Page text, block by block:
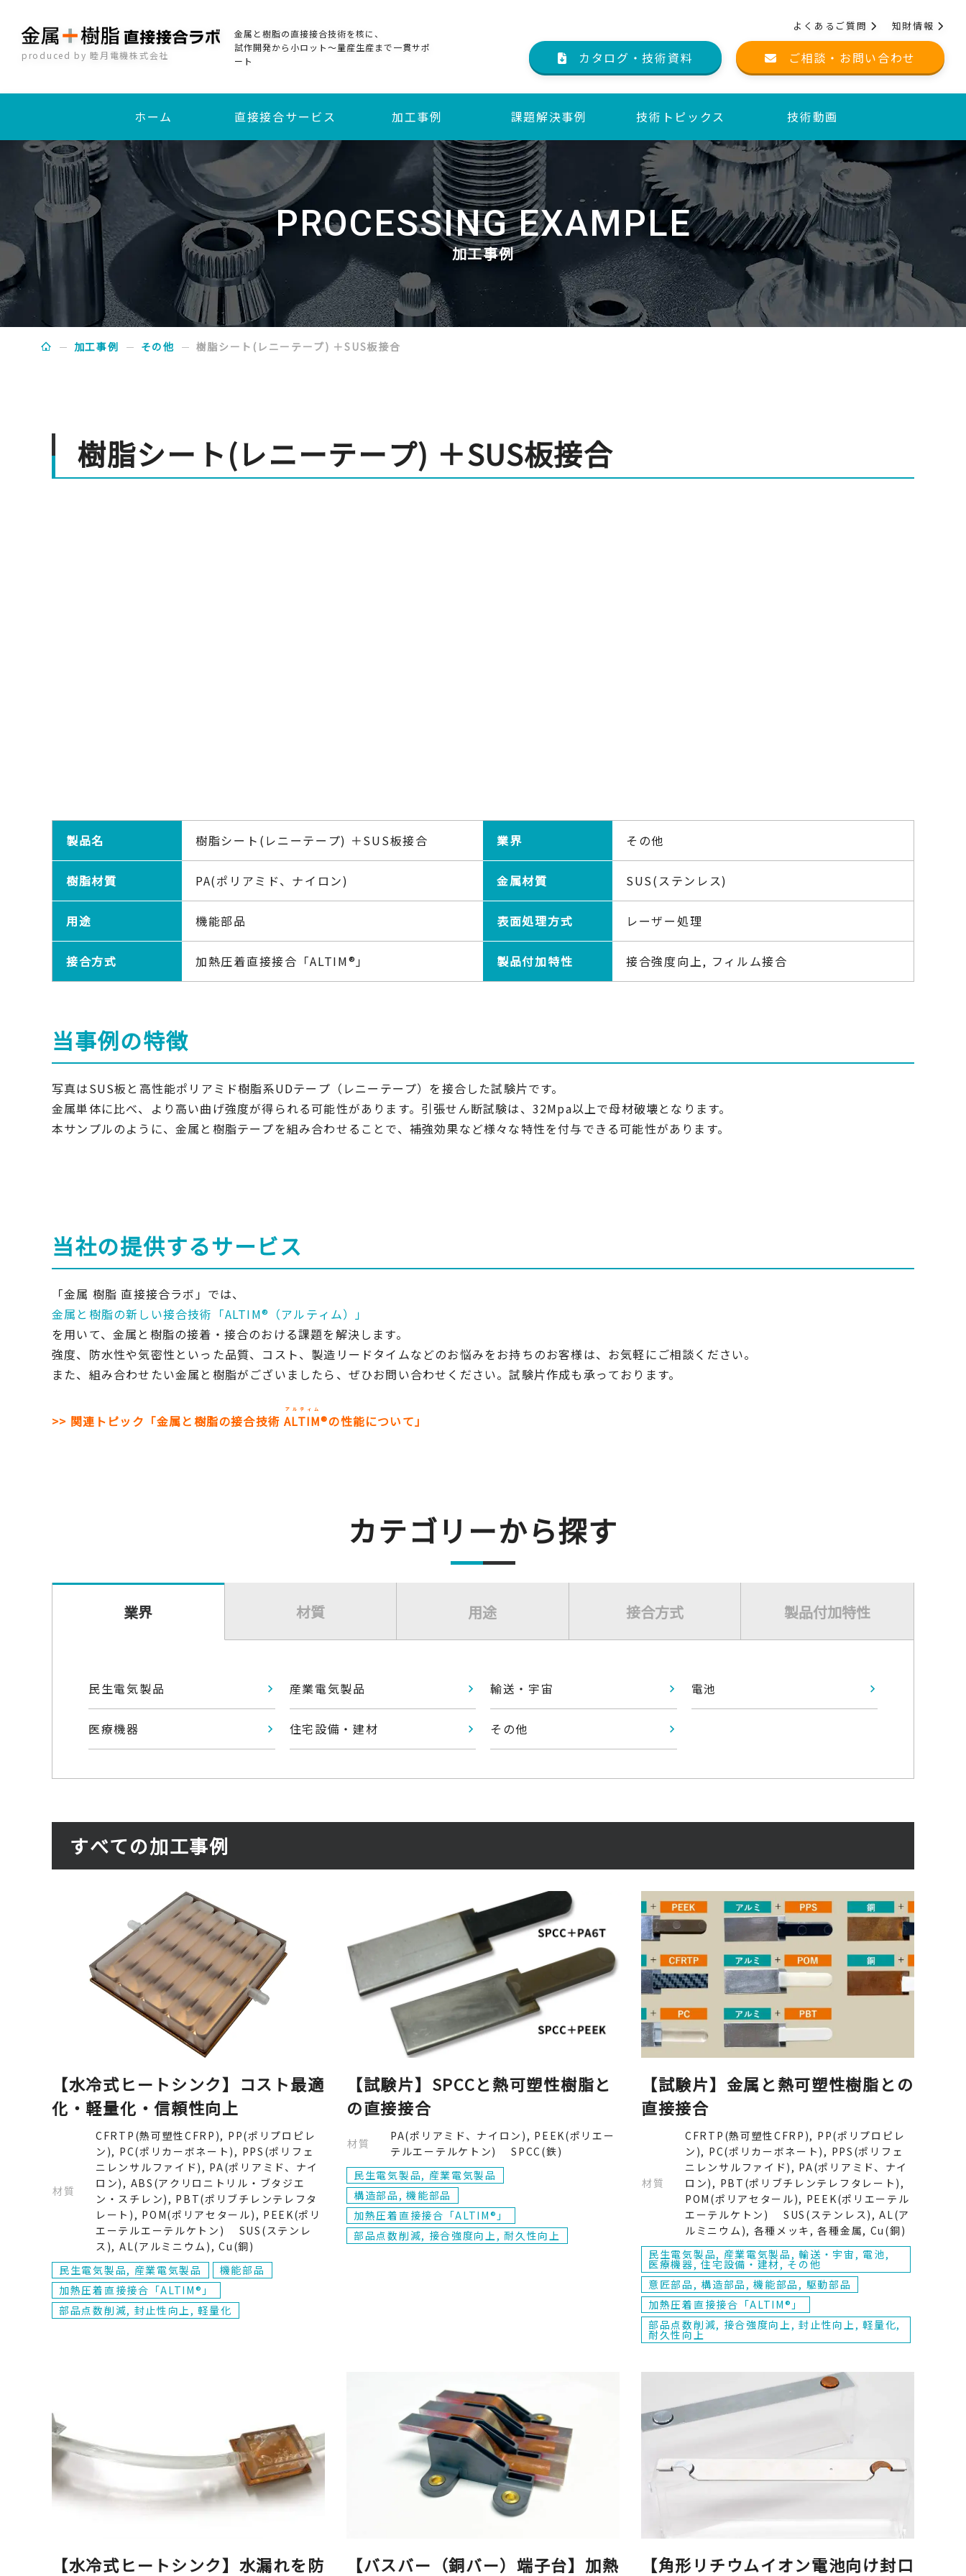
produced by 睦月電機株式会社
金属と樹脂の直接接合技術を核に、
試作開発から小ロット～量産生産まで一貫サポ
ート
知財情報
よくあるご質問
カタログ・技術資料 ご相談・お問い合わせ
ホーム 直接接合サービス
加熱圧着直接接合サービス
インサート成形接合サービス
加工事例 課題解決事例 技術トピックス 技術動画
PROCESSING EXAMPLE
加工事例
加工事例 その他 樹脂シート(レニーテープ) ＋SUS板接合
樹脂シート(レニーテープ) ＋SUS板接合
製品名 樹脂シート(レニーテープ) ＋SUS板接合 業界 その他
樹脂材質 PA(ポリアミド、ナイロン) 金属材質 SUS(ステンレス)
用途 機能部品 表面処理方式 レーザー処理
接合方式 加熱圧着直接接合「ALTIM®」 製品付加特性 接合強度向上, フィルム接合
当事例の特徴
写真はSUS板と高性能ポリアミド樹脂系UDテープ（レニーテープ）を接合した試験片です。
金属単体に比べ、より高い曲げ強度が得られる可能性があります。引張せん断試験は、32Mpa以上で母材破壊となります。
本サンプルのように、金属と樹脂テープを組み合わせることで、補強効果など様々な特性を付与できる可能性があります。
当社の提供するサービス
「金属 樹脂 直接接合ラボ」では、
金属と樹脂の新しい接合技術「ALTIM®（アルティム）」
を用いて、金属と樹脂の接着・接合のおける課題を解決します。
強度、防水性や気密性といった品質、コスト、製造リードタイムなどのお悩みをお持ちのお客様は、お気軽にご相談ください。
また、組み合わせたい金属と樹脂がございましたら、ぜひお問い合わせください。試験片作成も承っております。
>> 関連トピック「金属と樹脂の接合技術ALTIM
アルティム
®の性能について」
カテゴリーから探す
業界 材質 用途 接合方式 製品付加特性
民生電気製品 産業電気製品 輸送・宇宙 電池
医療機器 住宅設備・建材 その他
すべての加工事例
【水冷式ヒートシンク】コスト最適
化・軽量化・信頼性向上
材質
CFRTP(熱可塑性CFRP), PP(ポリプロピレ
ン), PC(ポリカーボネート), PPS(ポリフェ
ニレンサルファイド), PA(ポリアミド、ナイ
ロン), ABS(アクリロニトリル・ブタジエ
ン・スチレン), PBT(ポリブチレンテレフタ
レート), POM(ポリアセタール), PEEK(ポリ
エーテルエーテルケトン) SUS(ステンレ
ス), AL(アルミニウム), Cu(銅)
民生電気製品, 産業電気製品
機能部品
加熱圧着直接接合「ALTIM®」
部品点数削減, 封止性向上, 軽量化
【試験片】SPCCと熱可塑性樹脂と
の直接接合
材質
PA(ポリアミド、ナイロン), PEEK(ポリエー
テルエーテルケトン) SPCC(鉄)
民生電気製品, 産業電気製品
構造部品, 機能部品
加熱圧着直接接合「ALTIM®」
部品点数削減, 接合強度向上, 耐久性向上
【試験片】金属と熱可塑性樹脂との
直接接合
材質
CFRTP(熱可塑性CFRP), PP(ポリプロピレ
ン), PC(ポリカーボネート), PPS(ポリフェ
ニレンサルファイド), PA(ポリアミド、ナイ
ロン), PBT(ポリブチレンテレフタレート),
POM(ポリアセタール), PEEK(ポリエーテル
エーテルケトン) SUS(ステンレス), AL(ア
ルミニウム), 各種メッキ, 各種金属, Cu(銅)
民生電気製品, 産業電気製品, 輸送・宇宙, 電池,
医療機器, 住宅設備・建材, その他
意匠部品, 構造部品, 機能部品, 駆動部品
加熱圧着直接接合「ALTIM®」
部品点数削減, 接合強度向上, 封止性向上, 軽量化,
耐久性向上
【水冷式ヒートシンク】水漏れを防 【バスバー（銅バー）端子台】加熱 【角形リチウムイオン電池向け封口